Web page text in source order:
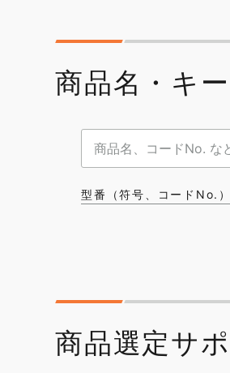
商品名・キ
型番（符号、コードNo.
商品選定サ